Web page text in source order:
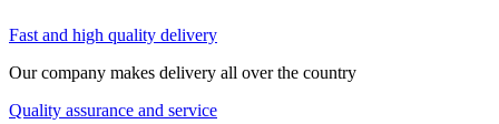
Fast and high quality delivery
Our company makes delivery all over the country
Quality assurance and service